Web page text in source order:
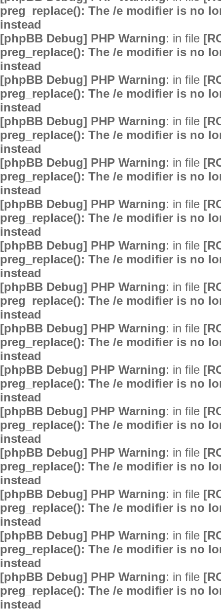
preg_replace(): The /e modifier is no
instead
[phpBB Debug] PHP Warning: in file
preg_replace(): The /e modifier is no
instead
[phpBB Debug] PHP Warning: in file
preg_replace(): The /e modifier is no
instead
[phpBB Debug] PHP Warning: in file
preg_replace(): The /e modifier is no
instead
[phpBB Debug] PHP Warning: in file
preg_replace(): The /e modifier is no
instead
[phpBB Debug] PHP Warning: in file
preg_replace(): The /e modifier is no
instead
[phpBB Debug] PHP Warning: in file
preg_replace(): The /e modifier is no
instead
[phpBB Debug] PHP Warning: in file
preg_replace(): The /e modifier is no
instead
[phpBB Debug] PHP Warning: in file
preg_replace(): The /e modifier is no
instead
[phpBB Debug] PHP Warning: in file
preg_replace(): The /e modifier is no
instead
[phpBB Debug] PHP Warning: in file
preg_replace(): The /e modifier is no
instead
[phpBB Debug] PHP Warning: in file
preg_replace(): The /e modifier is no
instead
[phpBB Debug] PHP Warning: in file
preg_replace(): The /e modifier is no
instead
[phpBB Debug] PHP Warning: in file
preg_replace(): The /e modifier is no
instead
[phpBB Debug] PHP Warning: in file
preg_replace(): The /e modifier is no
instead